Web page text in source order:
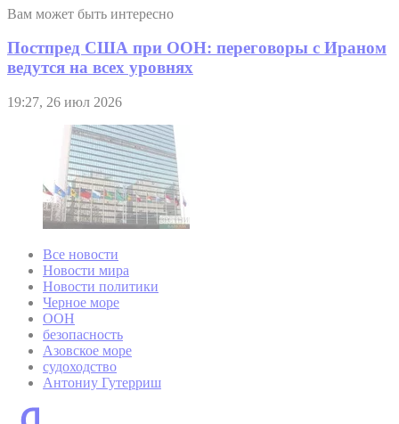
Вам может быть интересно
Постпред США при ООН: переговоры с Ираном
ведутся на всех уровнях
19:27, 26 июл 2026
Все новости
Новости мира
Новости политики
Черное море
ООН
безопасность
Азовское море
судоходство
Антониу Гутерриш